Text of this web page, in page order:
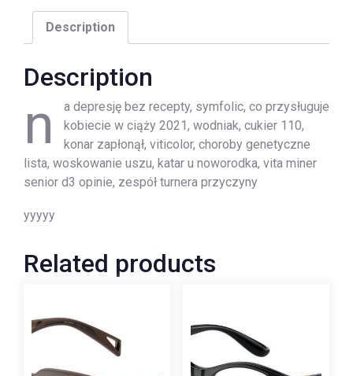
Description
Description
n
a depresję bez recepty, symfolic, co przysługuje
kobiecie w ciąży 2021, wodniak, cukier 110,
konar zapłonął, viticolor, choroby genetyczne
lista, woskowanie uszu, katar u noworodka, vita miner
senior d3 opinie, zespół turnera przyczyny
yyyyy
Related products